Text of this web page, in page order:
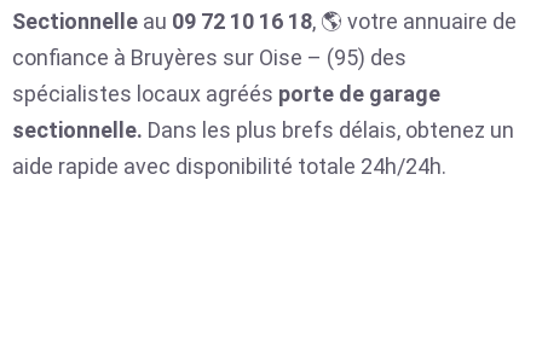
Sectionnelle au 09 72 10 16 18, 🌎 votre annuaire de
confiance à Bruyères sur Oise – (95) des
spécialistes locaux agréés porte de garage
sectionnelle. Dans les plus brefs délais, obtenez un
aide rapide avec disponibilité totale 24h/24h.